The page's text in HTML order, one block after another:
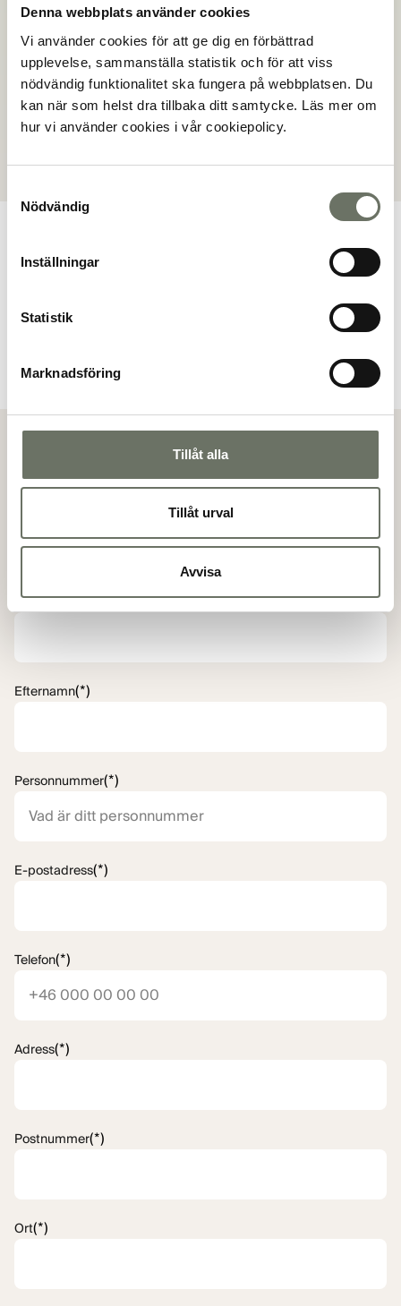
Denna webbplats använder cookies
Vi använder cookies för att ge dig en förbättrad
upplevelse, sammanställa statistik och för att viss
nödvändig funktionalitet ska fungera på webbplatsen. Du
kan när som helst dra tillbaka ditt samtycke. Läs mer om
hur vi använder cookies i vår cookiepolicy.
Nödvändig
Inställningar
Statistik
Marknadsföring
Tillåt alla
Tillåt urval
Avvisa
Miljömärkning BREEAM-SE Excellent
Adress
Tellusborgsvägen 87, 12629
Köpanmälan
Genom att göra en köpanmälan så anmäler du ditt
intresse för en specifik lägenhet. Mäklaren kommer
Förnamn(*)
Efternamn(*)
Personnummer(*)
E-postadress(*)
Telefon(*)
Adress(*)
Postnummer(*)
Ort(*)